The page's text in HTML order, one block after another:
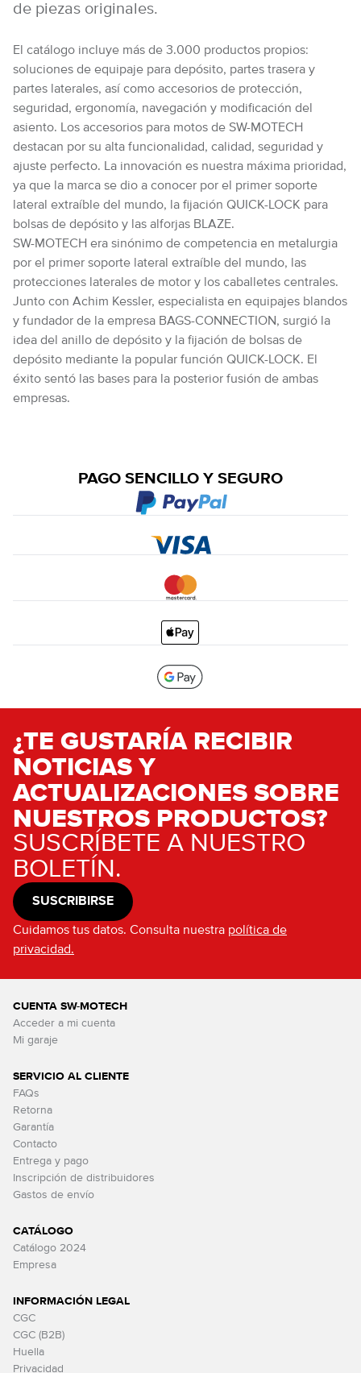
de piezas originales.
El catálogo incluye más de 3.000 productos propios:
soluciones de equipaje para depósito, partes trasera y
partes laterales, así como accesorios de protección,
seguridad, ergonomía, navegación y modificación del
asiento. Los accesorios para motos de SW-MOTECH
destacan por su alta funcionalidad, calidad, seguridad y
ajuste perfecto. La innovación es nuestra máxima prioridad,
ya que la marca se dio a conocer por el primer soporte
lateral extraíble del mundo, la fijación QUICK-LOCK para
bolsas de depósito y las alforjas BLAZE.
SW-MOTECH era sinónimo de competencia en metalurgia
por el primer soporte lateral extraíble del mundo, las
protecciones laterales de motor y los caballetes centrales.
Junto con Achim Kessler, especialista en equipajes blandos
y fundador de la empresa BAGS-CONNECTION, surgió la
idea del anillo de depósito y la fijación de bolsas de
depósito mediante la popular función QUICK-LOCK. El
éxito sentó las bases para la posterior fusión de ambas
empresas.
PAGO SENCILLO Y SEGURO
¿TE GUSTARÍA RECIBIR
NOTICIAS Y
ACTUALIZACIONES SOBRE
NUESTROS PRODUCTOS?
SUSCRÍBETE A NUESTRO
BOLETÍN.
SUSCRIBIRSE
Cuidamos tus datos. Consulta nuestra política de
privacidad.
CUENTA SW-MOTECH
Acceder a mi cuenta
Mi garaje
SERVICIO AL CLIENTE
FAQs
Retorna
Garantía
Contacto
Entrega y pago
Inscripción de distribuidores
Gastos de envío
CATÁLOGO
Catálogo 2024
Empresa
INFORMACIÓN LEGAL
CGC
CGC (B2B)
Huella
Privacidad